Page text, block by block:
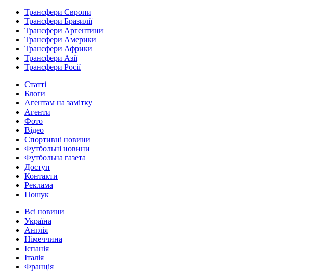
Трансфери Європи
Трансфери Бразилії
Трансфери Аргентини
Трансфери Америки
Трансфери Африки
Трансфери Азії
Трансфери Росії
Статті
Блоги
Агентам на замітку
Агенти
Фото
Відео
Спортивні новини
Футбольні новини
Футбольна газета
Доступ
Контакти
Реклама
Пошук
Всі новини
Україна
Англія
Німеччина
Іспанія
Італія
Франція